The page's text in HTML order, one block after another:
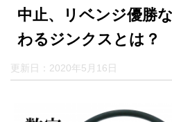
中止、リベンジ優勝
わるジンクスとは？
更新日： 2020年5月16日